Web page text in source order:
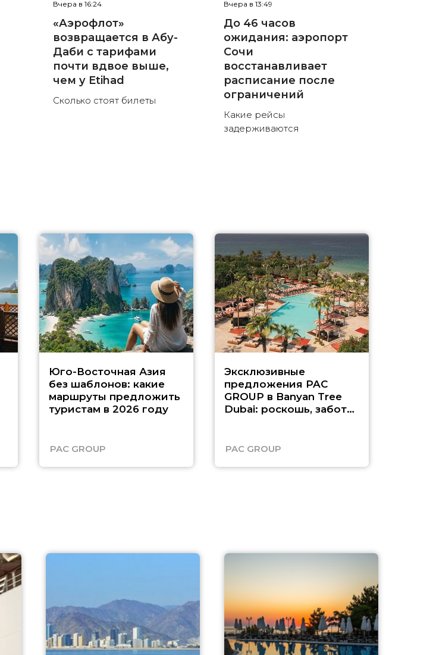
Вчера в 16:24
«Аэрофлот»
возвращается в Абу-
Даби с тарифами
почти вдвое выше,
чем у Etihad
Сколько стоят билеты
Вчера в 13:49
До 46 часов
ожидания: аэропорт
Сочи
восстанавливает
расписание после
ограничений
Какие рейсы
задерживаются
Юго-Восточная Азия
без шаблонов: какие
маршруты предложить
туристам в 2026 году
PAC GROUP
Эксклюзивные
предложения PAC
GROUP в Banyan Tree
Dubai: роскошь, забота
PAC GROUP